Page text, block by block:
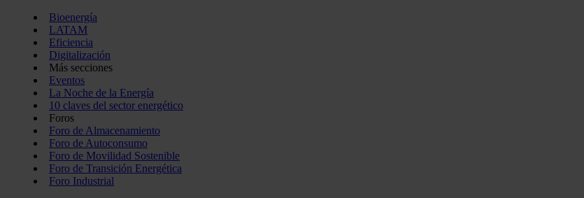
Bioenergía
LATAM
Eficiencia
Digitalización
Más secciones
Eventos
La Noche de la Energía
10 claves del sector energético
Foros
Foro de Almacenamiento
Foro de Autoconsumo
Foro de Movilidad Sostenible
Foro de Transición Energética
Foro Industrial